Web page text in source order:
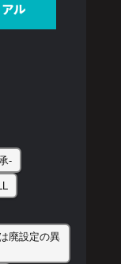
-
廃設定の異